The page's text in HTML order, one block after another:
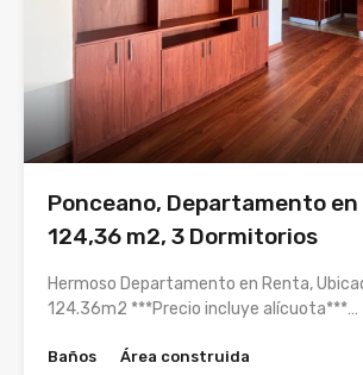
Ponceano, Departamento en
124,36 m2, 3 Dormitorios
Hermoso Departamento en Renta,
124.36m2 ***Precio incluye alícuota***…
Baños Área construida